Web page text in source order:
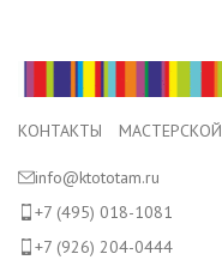
КОНТАКТЫ МАСТЕРСКОЙ
info@ktototam.ru
+7 (495) 018-1081
+7 (926) 204-0444